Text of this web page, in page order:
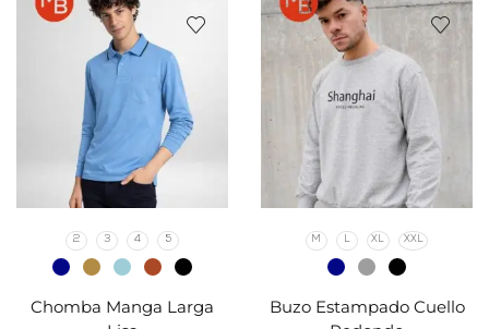
2 3 4 5
Chomba Manga Larga
M L XL XXL
Buzo Estampado Cuello